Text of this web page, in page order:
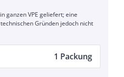
ganzen VPE geliefert; eine
Gründen jedoch nicht
1 Packung